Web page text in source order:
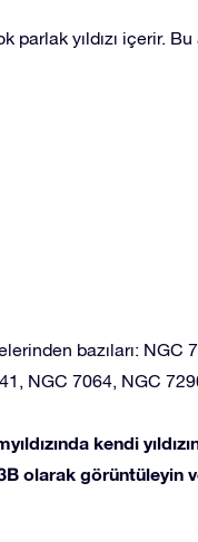
parlak yıldızı içerir. Bu
bazıları: NGC
NGC 7064, NGC
kendi
olarak görüntüleyin